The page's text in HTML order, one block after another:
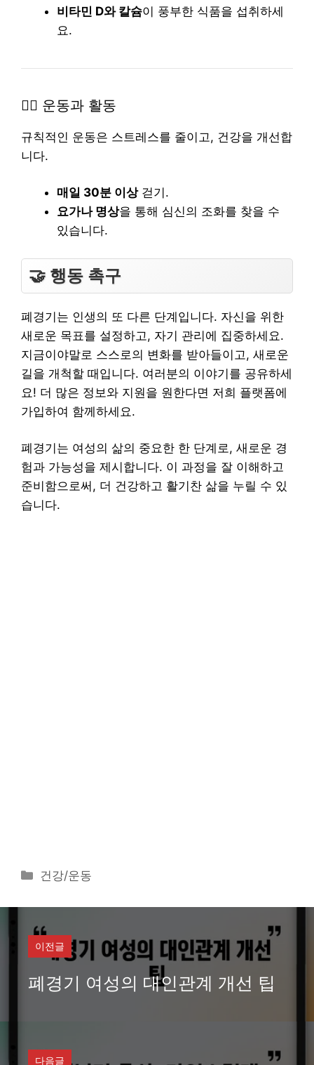
비타민 D와 칼슘이 풍부한 식품을 섭취하세
요.
🧘‍♀️ 운동과 활동
규칙적인 운동은 스트레스를 줄이고, 건강을 개선합
니다.
매일 30분 이상걷기.
요가나 명상을 통해 심신의 조화를 찾을 수
있습니다.
🤝 행동 촉구
폐경기는 인생의 또 다른 단계입니다. 자신을 위한
새로운 목표를 설정하고, 자기 관리에 집중하세요.
지금이야말로 스스로의 변화를 받아들이고, 새로운
길을 개척할 때입니다. 여러분의 이야기를 공유하세
요! 더 많은 정보와 지원을 원한다면 저희 플랫폼에
가입하여 함께하세요.
폐경기는 여성의 삶의 중요한 한 단계로, 새로운 경
험과 가능성을 제시합니다. 이 과정을 잘 이해하고
준비함으로써, 더 건강하고 활기찬 삶을 누릴 수 있
습니다.
카
고
리
건강/운동
이전글
폐경기 여성의 대인관계 개선 팁
다음글